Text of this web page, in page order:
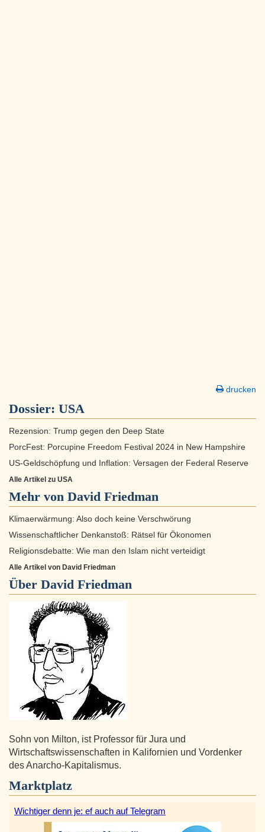
drucken
Dossier: USA
Rezension: Trump gegen den Deep State
PorcFest: Porcupine Freedom Festival 2024 in New Hampshire
US-Geldschöpfung und Inflation: Versagen der Federal Reserve
Alle Artikel zu USA
Mehr von David Friedman
Klimaerwärmung: Also doch keine Verschwörung
Wissenschaftlicher Denkanstoß: Rätsel für Ökonomen
Religionsdebatte: Wie man den Islam nicht verteidigt
Alle Artikel von David Friedman
Über David Friedman
Sohn von Milton, ist Professor für Jura und
Wirtschaftswissenschaften in Kalifornien und Vordenker
des Anarcho-Kapitalismus.
Marktplatz
Wichtiger denn je: ef auch auf Telegram